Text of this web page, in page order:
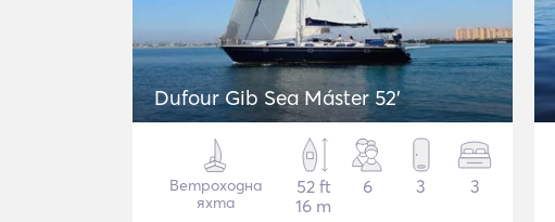
Dufour Gib Sea Máster 52’
Ветроходна
яхта
52 ft
16 m
6 3 3